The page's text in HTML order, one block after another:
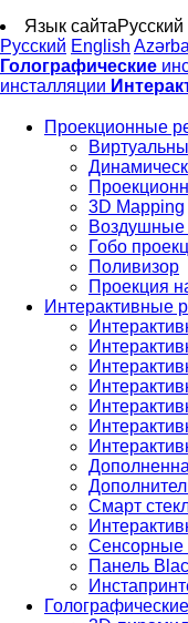
Язык сайтаРусский
Русский English
Голографические
инсталляции
Проекционные
3D Mapping
Гобо
Поливизор
Проекция
Интерактивные
Смарт
Сенсорные
Панель